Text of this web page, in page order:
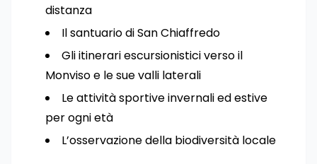
distanza
Il santuario di San Chiaffredo
Gli itinerari escursionistici verso il
Monviso e le sue valli laterali
Le attività sportive invernali ed estive
per ogni età
L’osservazione della biodiversità locale